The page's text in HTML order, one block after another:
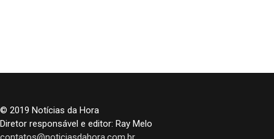
© 2019 Notícias da Hora
Diretor responsável e editor: Ray Melo